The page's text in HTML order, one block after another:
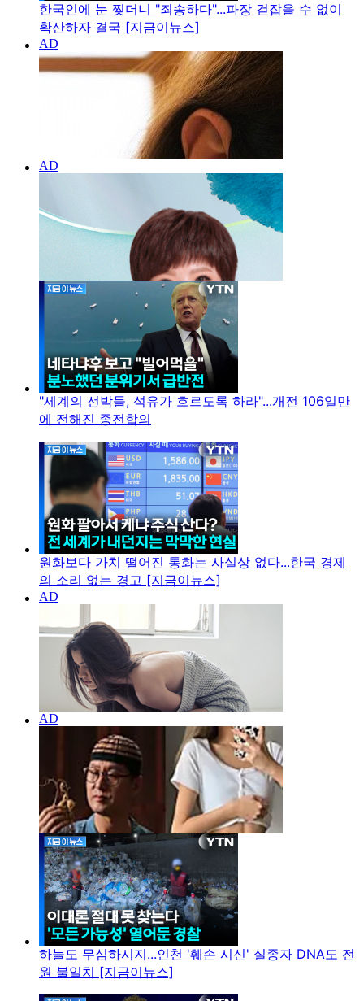
한국인에 눈 찢더니 "죄송하다"...파장 걷잡을 수 없이
확산하자 결국 [지금이뉴스]
"세계의 선박들, 석유가 흐르도록 하라"...개전 106일만
에 전해진 종전합의
원화보다 가치 떨어진 통화는 사실상 없다...한국 경제
의 소리 없는 경고 [지금이뉴스]
하늘도 무심하시지...인천 '훼손 시신' 실종자 DNA도 전
원 불일치 [지금이뉴스]